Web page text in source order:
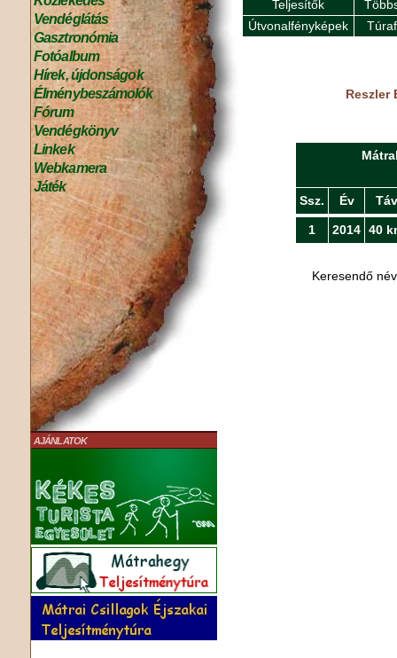
Vendéglátás
Gasztronómia
Fotóalbum
Hírek, újdonságok
Élménybeszámolók
Fórum
Vendégkönyv
Linkek
Webkamera
Játék
AJÁNLATOK
Teljesítők
Útvonalfényképek
Reszler
Ssz. Év Táv
1 2014 40
Keresendő